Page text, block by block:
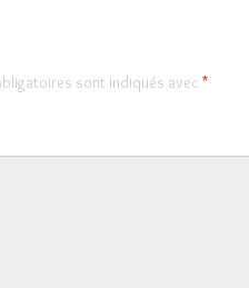
sont indiqués avec *